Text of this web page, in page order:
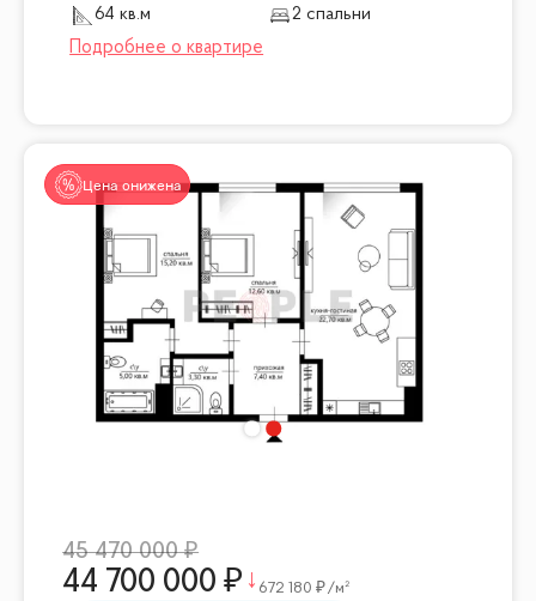
устройств для электромобилей.
Все документы готовы
Звоните или пишите!
Отвечу на вопросы, оперативный показ.
64 кв.м 2 спальни
Цена снижена
45 470 000
44 700 000 672 180 /м²